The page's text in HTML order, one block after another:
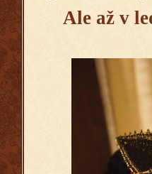
Ale až v